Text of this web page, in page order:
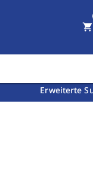
Erweiterte
shopping_cart